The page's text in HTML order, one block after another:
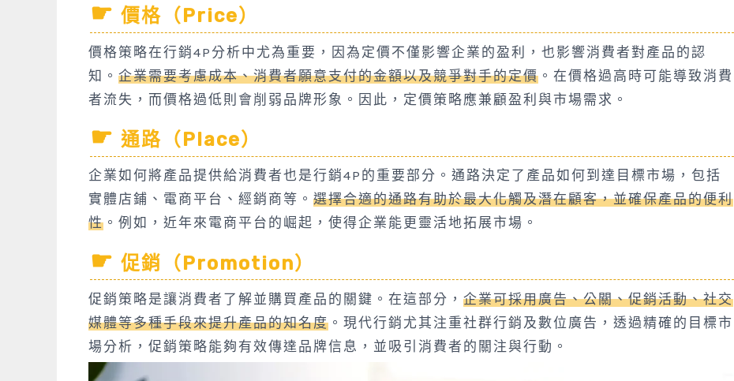
價格（Price）
價格策略在行銷4P分析中尤為重要，因為定價不僅影響企業的盈利，也影響消費者對產品的認
知。 企業需要考慮成本、消費者願意支付的金額以及競爭對手的定價 。在價格過高時可能導致消費
者流失，而價格過低則會削弱品牌形象。因此，定價策略應兼顧盈利與市場需求。
通路（Place）
企業如何將產品提供給消費者也是行銷4P的重要部分。通路決定了產品如何到達目標市場，包括
實體店鋪、電商平台、經銷商等。 選擇合適的通路有助於最大化觸及潛在顧客，並確保產品的便利
性 。例如，近年來電商平台的崛起，使得企業能更靈活地拓展市場。
促銷（Promotion）
促銷策略是讓消費者了解並購買產品的關鍵。在這部分， 企業可採用廣告、公關、促銷活動、社交
媒體等多種手段來提升產品的知名度 。現代行銷尤其注重社群行銷及數位廣告，透過精確的目標市
場分析，促銷策略能夠有效傳達品牌信息，並吸引消費者的關注與行動。